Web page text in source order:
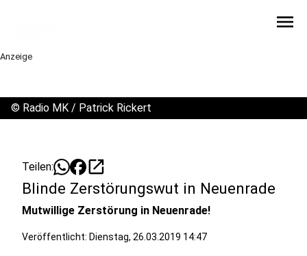
menu
Anzeige
© Radio MK / Patrick Rickert
Teilen: open_in_new
Blinde Zerstörungswut in Neuenrade
Mutwillige Zerstörung in Neuenrade!
Veröffentlicht: Dienstag, 26.03.2019 14:47